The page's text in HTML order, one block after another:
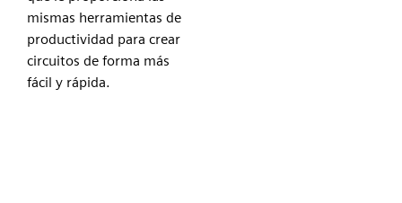
mismas herramientas de
productividad para crear
circuitos de forma más
fácil y rápida.